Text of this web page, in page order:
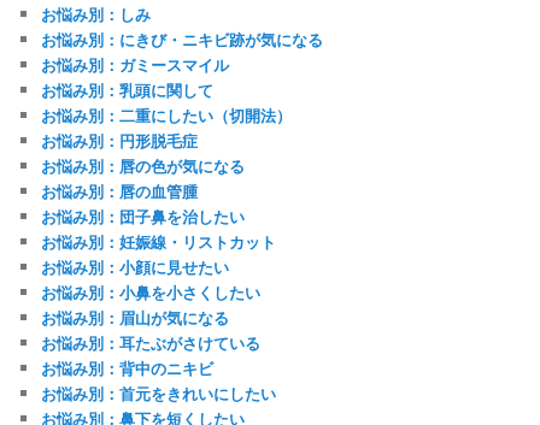
お悩み別：しみ
お悩み別：にきび・ニキビ跡が気になる
お悩み別：ガミースマイル
お悩み別：乳頭に関して
お悩み別：二重にしたい（切開法）
お悩み別：円形脱毛症
お悩み別：唇の色が気になる
お悩み別：唇の血管腫
お悩み別：団子鼻を治したい
お悩み別：妊娠線・リストカット
お悩み別：小顔に見せたい
お悩み別：小鼻を小さくしたい
お悩み別：眉山が気になる
お悩み別：耳たぶがさけている
お悩み別：背中のニキビ
お悩み別：首元をきれいにしたい
お悩み別：鼻下を短くしたい